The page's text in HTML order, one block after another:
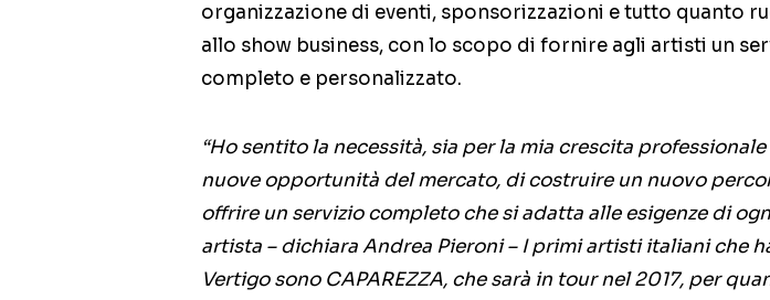
organizzazione di eventi, sponsorizzazioni e tutto quanto
allo show business, con lo scopo di fornire agli artisti un
completo e personalizzato.
“Ho sentito la necessità, sia per la mia crescita
nuove opportunità del mercato, di costruire un nuovo
offrire un servizio completo che si adatta alle esigenze di
artista – dichiara Andrea Pieroni – I primi artisti italiani che
Vertigo sono CAPAREZZA, che sarà in tour nel 2017, per